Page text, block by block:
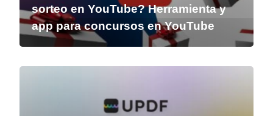
sorteo en YouTube? Herramienta y
app para concursos en YouTube